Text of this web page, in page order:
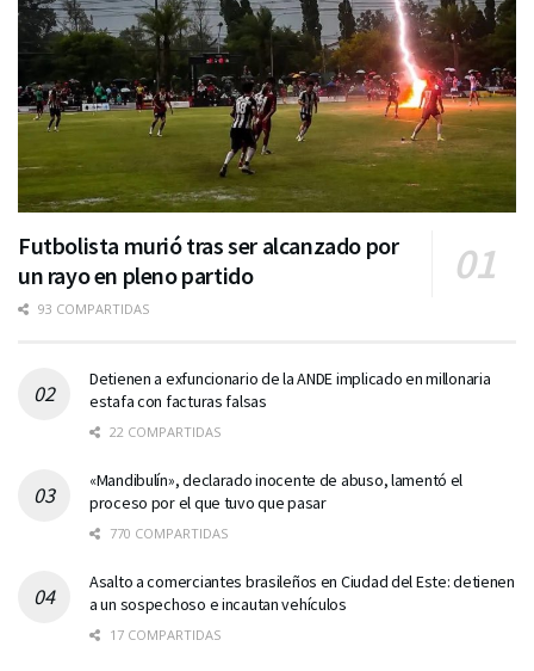
Futbolista murió tras ser alcanzado por
un rayo en pleno partido
93 COMPARTIDAS
Detienen a exfuncionario de la ANDE implicado en millonaria
estafa con facturas falsas
22 COMPARTIDAS
«Mandibulín», declarado inocente de abuso, lamentó el
proceso por el que tuvo que pasar
770 COMPARTIDAS
Asalto a comerciantes brasileños en Ciudad del Este: detienen
a un sospechoso e incautan vehículos
17 COMPARTIDAS